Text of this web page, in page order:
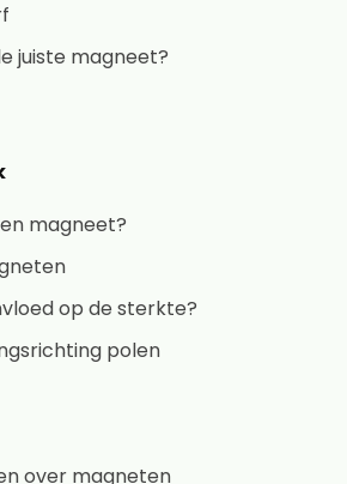
juiste magneet?
magneet?
op de sterkte?
polen
over magneten